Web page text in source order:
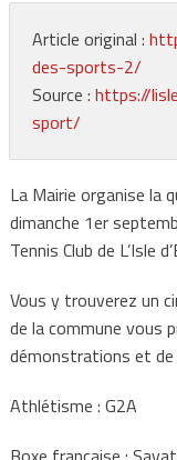
Article original :
des-sports-2/
Source : https://
sport/
La Mairie organise la
dimanche 1er
Tennis Club de L’Isle
Vous y trouverez un
de la commune vous
démonstrations et de
Athlétisme : G2A